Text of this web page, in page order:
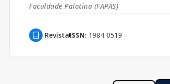
Faculdade Palotina (FAPAS)
RevistaISSN: 1984-0519